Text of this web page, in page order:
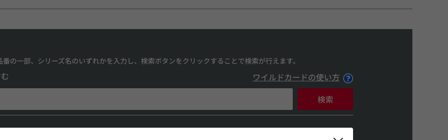
の一部、シリーズ名のいずれかを入力し、検索ボタンをクリックすることで検索が行えます。
ワイルドカードの使い方
検索